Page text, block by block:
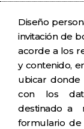
Diseño
invitación de
acorde a los
y contenido,
ubicar donde
con los
destinado a
formulario de